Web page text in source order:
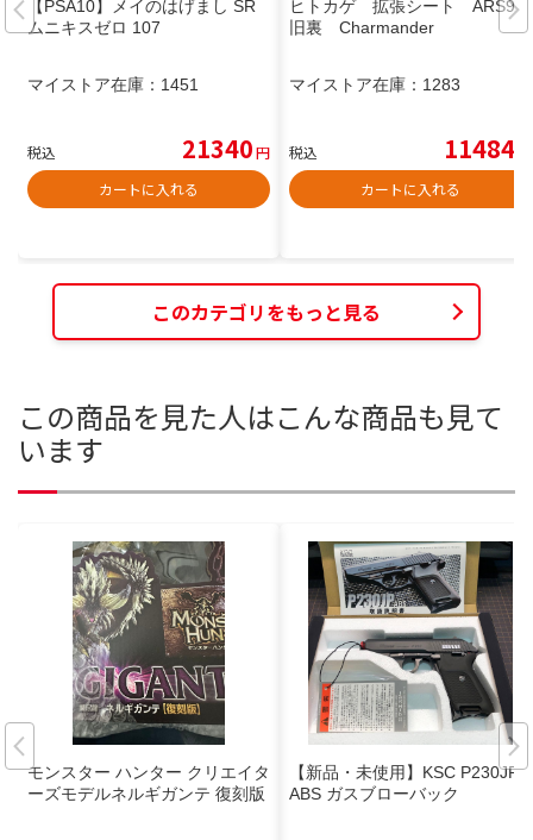
【PSA10】メイのはげまし SR
ムニキスゼロ 107
マイストア在庫： 1451
税込 21340円
カートに入れる
ヒトカゲ 拡張シート ARS9
旧裏 Charmander
マイストア在庫： 1283
税込 11484
カートに入れる
このカテゴリをもっと見る
この商品を見た人はこんな商品も見て
います
モンスター ハンター クリエイタ
ーズモデルネルギガンテ 復刻版
【新品・未使用】KSC P230JP
ABS ガスブローバック